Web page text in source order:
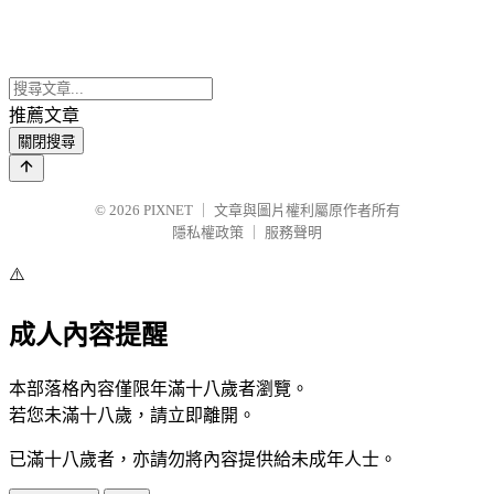
推薦文章
關閉搜尋
© 2026 PIXNET
文章與圖片權利屬原作者所有
隱私權政策
服務聲明
⚠️
成人內容提醒
本部落格內容僅限年滿十八歲者瀏覽。
若您未滿十八歲，請立即離開。
已滿十八歲者，亦請勿將內容提供給未成年人士。